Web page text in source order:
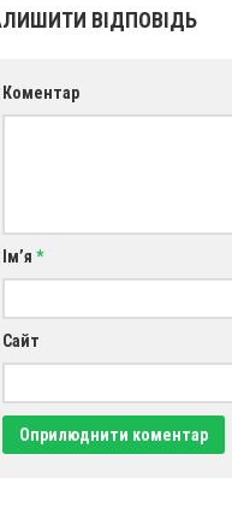
ВІДПОВІДЬ
Коментар
Ім’я *
Сайт